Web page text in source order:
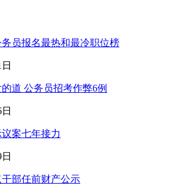
员报名最热和最冷职位榜
道 公务员招考作弊6例
案七年接力
部任前财产公示